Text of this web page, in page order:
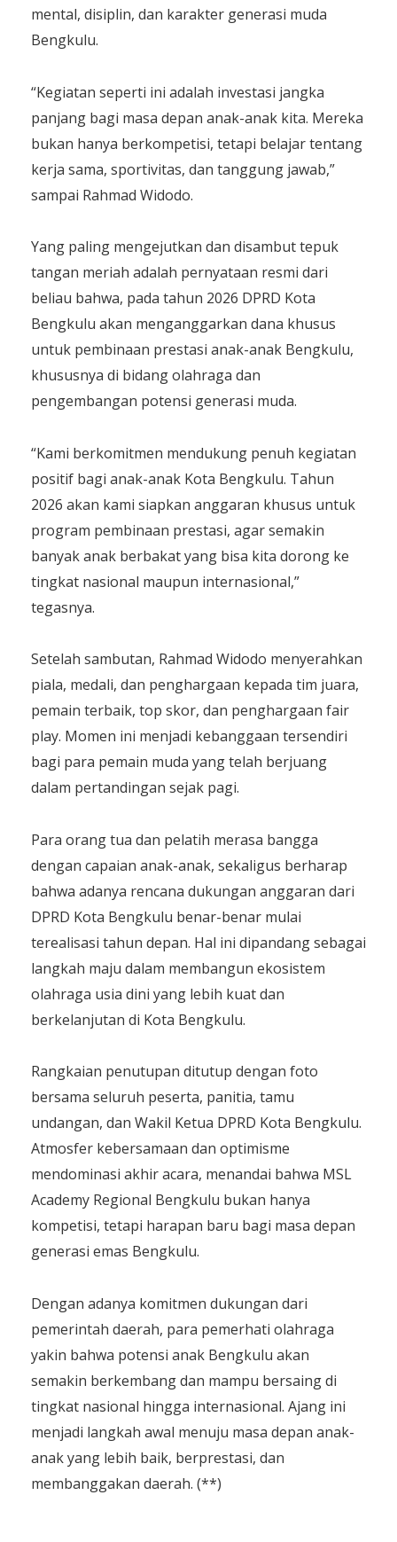
mental, disiplin, dan karakter generasi muda
Bengkulu.
“Kegiatan seperti ini adalah investasi jangka
panjang bagi masa depan anak-anak kita. Mereka
bukan hanya berkompetisi, tetapi belajar tentang
kerja sama, sportivitas, dan tanggung jawab,”
sampai Rahmad Widodo.
Yang paling mengejutkan dan disambut tepuk
tangan meriah adalah pernyataan resmi dari
beliau bahwa, pada tahun 2026 DPRD Kota
Bengkulu akan menganggarkan dana khusus
untuk pembinaan prestasi anak-anak Bengkulu,
khususnya di bidang olahraga dan
pengembangan potensi generasi muda.
“Kami berkomitmen mendukung penuh kegiatan
positif bagi anak-anak Kota Bengkulu. Tahun
2026 akan kami siapkan anggaran khusus untuk
program pembinaan prestasi, agar semakin
banyak anak berbakat yang bisa kita dorong ke
tingkat nasional maupun internasional,”
tegasnya.
Setelah sambutan, Rahmad Widodo menyerahkan
piala, medali, dan penghargaan kepada tim juara,
pemain terbaik, top skor, dan penghargaan fair
play. Momen ini menjadi kebanggaan tersendiri
bagi para pemain muda yang telah berjuang
dalam pertandingan sejak pagi.
Para orang tua dan pelatih merasa bangga
dengan capaian anak-anak, sekaligus berharap
bahwa adanya rencana dukungan anggaran dari
DPRD Kota Bengkulu benar-benar mulai
terealisasi tahun depan. Hal ini dipandang sebagai
langkah maju dalam membangun ekosistem
olahraga usia dini yang lebih kuat dan
berkelanjutan di Kota Bengkulu.
Rangkaian penutupan ditutup dengan foto
bersama seluruh peserta, panitia, tamu
undangan, dan Wakil Ketua DPRD Kota Bengkulu.
Atmosfer kebersamaan dan optimisme
mendominasi akhir acara, menandai bahwa MSL
Academy Regional Bengkulu bukan hanya
kompetisi, tetapi harapan baru bagi masa depan
generasi emas Bengkulu.
Dengan adanya komitmen dukungan dari
pemerintah daerah, para pemerhati olahraga
yakin bahwa potensi anak Bengkulu akan
semakin berkembang dan mampu bersaing di
tingkat nasional hingga internasional. Ajang ini
menjadi langkah awal menuju masa depan anak-
anak yang lebih baik, berprestasi, dan
membanggakan daerah. (**)